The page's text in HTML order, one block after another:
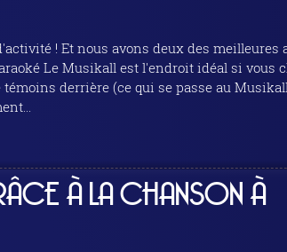
à Reims
derrière (ce qui se passe au
À LA CHANSON À